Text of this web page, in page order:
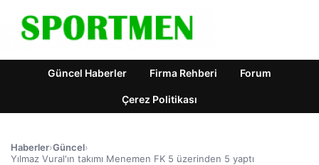
Güncel Haberler Firma Rehberi Forum
Çerez Politikası
Haberler›Güncel›
Yılmaz Vural'ın takımı Menemen FK 5 üzerinden 5 yaptı